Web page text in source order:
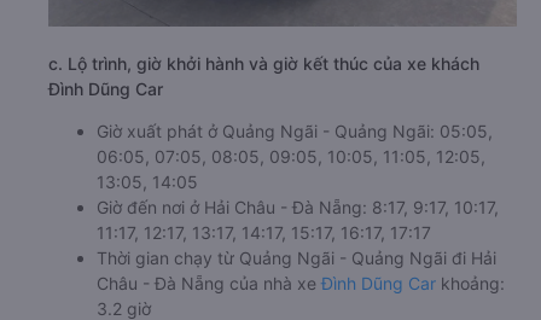
c. Lộ trình, giờ khởi hành và giờ kết thúc của xe khách
Đình Dũng Car
Giờ xuất phát ở Quảng Ngãi - Quảng Ngãi: 05:05,
06:05, 07:05, 08:05, 09:05, 10:05, 11:05, 12:05,
13:05, 14:05
Giờ đến nơi ở Hải Châu - Đà Nẵng: 8:17, 9:17, 10:17,
11:17, 12:17, 13:17, 14:17, 15:17, 16:17, 17:17
Thời gian chạy từ Quảng Ngãi - Quảng Ngãi đi Hải
Châu - Đà Nẵng của nhà xe Đình Dũng Car khoảng:
3.2 giờ